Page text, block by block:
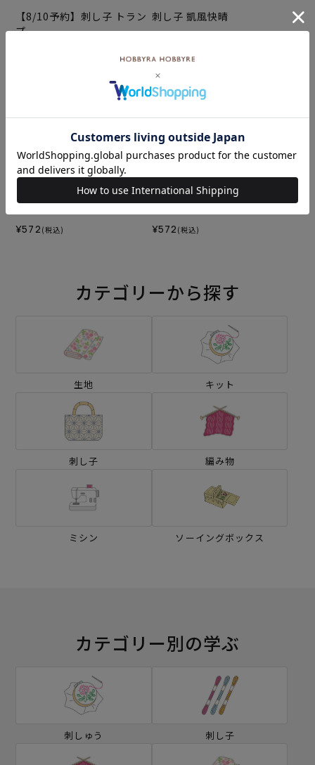
【8/10予約】刺し子 トラン
プ
刺し子 凱風快晴
¥572 (税込) ¥572 (税込)
カテゴリーから探す
生地 キット
刺し子 編み物
ミシン ソーイングボックス
カテゴリー別の学ぶ
刺しゅう 刺し子